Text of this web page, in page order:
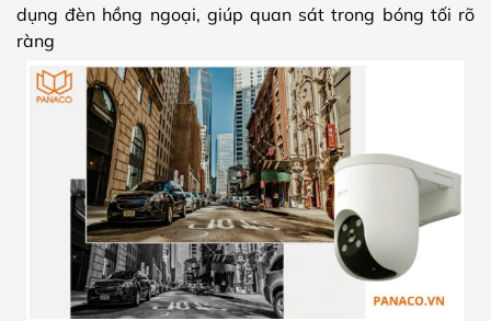
dụng đèn hồng ngoại, giúp quan sát trong bóng tối rõ
ràng